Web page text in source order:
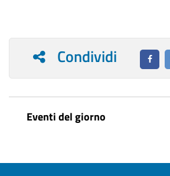
Condividi
Eventi del giorno